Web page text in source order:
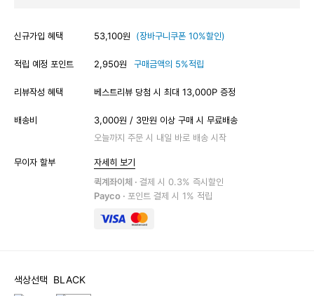
신규가입 혜택 53,100원 (장바구니쿠폰 10%할인)
적립 예정 포인트 2,950원 구매금액의 5%적립
리뷰작성 혜택 베스트리뷰 당첨 시 최대 13,000P 증정
배송비
3,000원 / 3만원 이상 구매 시 무료배송
오늘까지 주문 시 내일 바로 배송 시작
무이자 할부
자세히 보기
퀵계좌이체 · 결제 시 0.3% 즉시할인
Payco · 포인트 결제 시 1% 적립
색상선택 BLACK